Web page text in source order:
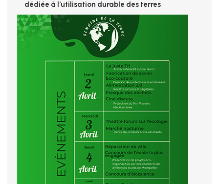
dédiée à l’utilisation durable des terres